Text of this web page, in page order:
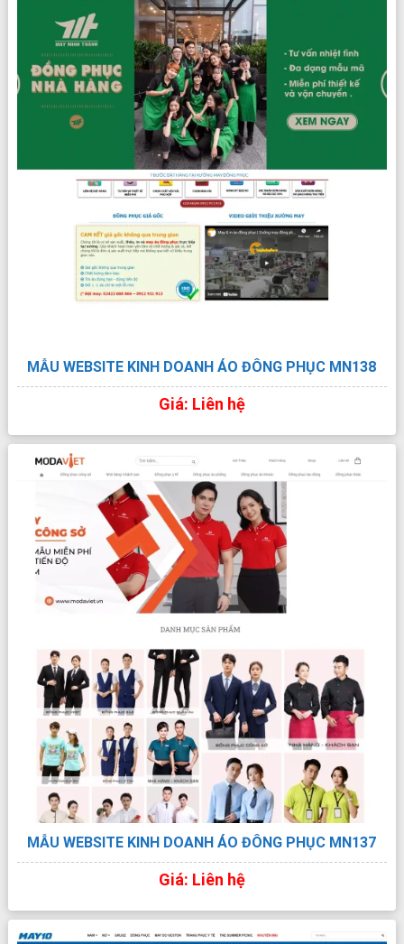
XEM TRỰC TIẾP XEM PDF CHI TIẾT
XEM TRỰC TIẾP XEM PDF CHI TIẾT
MẪU WEBSITE KINH DOANH ÁO ĐÔNG PHỤC MN138
Giá: Liên hệ
MẪU WEBSITE KINH DOANH ÁO ĐÔNG PHỤC MN137
Giá: Liên hệ